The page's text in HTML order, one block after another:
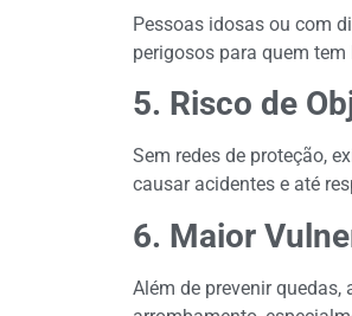
Pessoas idosas ou com
perigosos para quem
5. Risco de
Sem redes de proteção,
causar acidentes e até
6. Maior
Além de prevenir